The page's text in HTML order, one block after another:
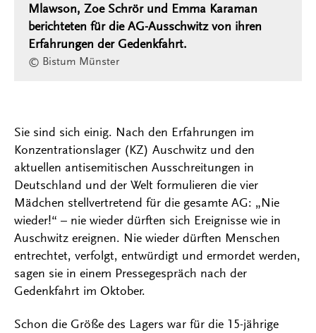
Mlawson, Zoe Schrör und Emma Karaman
berichteten für die AG-Ausschwitz von ihren
Erfahrungen der Gedenkfahrt.
© Bistum Münster
Sie sind sich einig. Nach den Erfahrungen im
Konzentrationslager (KZ) Auschwitz und den
aktuellen antisemitischen Ausschreitungen in
Deutschland und der Welt formulieren die vier
Mädchen stellvertretend für die gesamte AG: „Nie
wieder!“ – nie wieder dürften sich Ereignisse wie in
Auschwitz ereignen. Nie wieder dürften Menschen
entrechtet, verfolgt, entwürdigt und ermordet werden,
sagen sie in einem Pressegespräch nach der
Gedenkfahrt im Oktober.
Schon die Größe des Lagers war für die 15-jährige